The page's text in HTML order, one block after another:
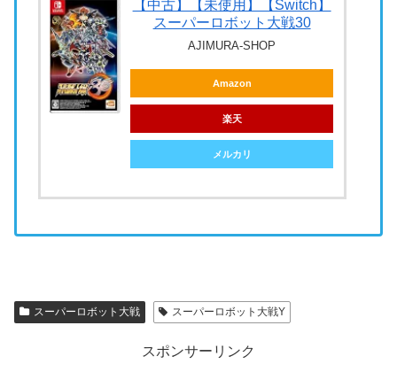
【中古】【未使用】【Switch】
スーパーロボット大戦30
AJIMURA-SHOP
Amazon
楽天
メルカリ
スーパーロボット大戦 スーパーロボット大戦Y
スポンサーリンク